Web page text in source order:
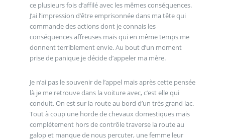
ce plusieurs fois d’affilé avec les mêmes conséquences.
J’ai l’impression d’être emprisonnée dans ma tête qui
commande des actions dont je connais les
conséquences affreuses mais qui en même temps me
donnent terriblement envie. Au bout d’un moment
prise de panique je décide d’appeler ma mère.
Je n’ai pas le souvenir de l’appel mais après cette pensée
là je me retrouve dans la voiture avec, c’est elle qui
conduit. On est sur la route au bord d’un très grand lac.
Tout à coup une horde de chevaux domestiques mais
complétement hors de contrôle traverse la route au
galop et manque de nous percuter, une femme leur